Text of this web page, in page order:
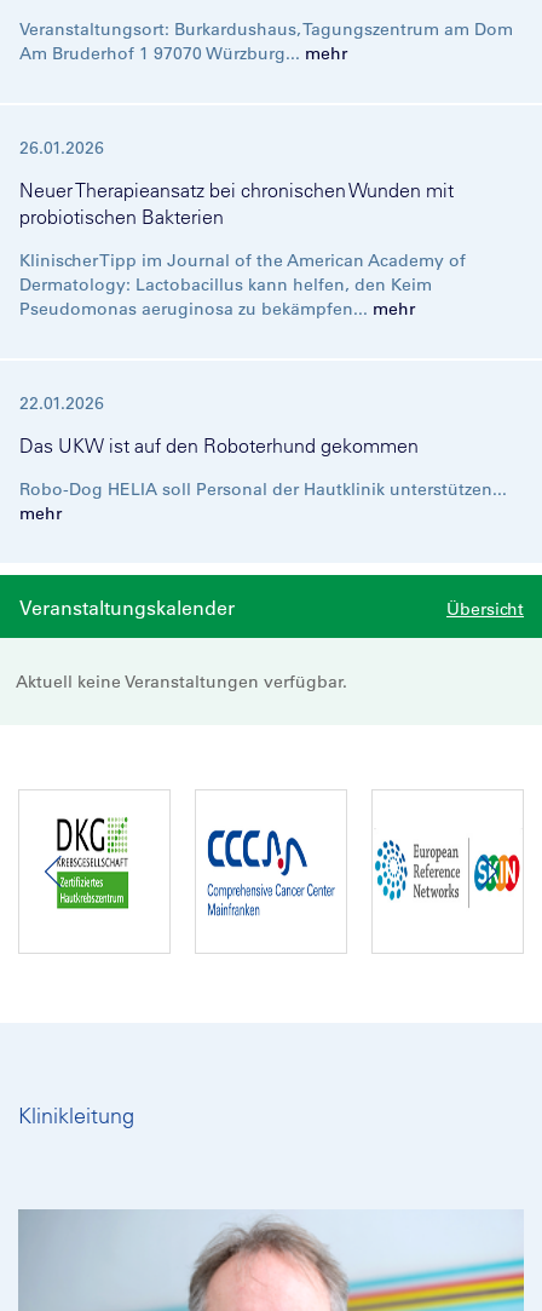
Veranstaltungsort: Burkardushaus, Tagungszentrum am Dom
Am Bruderhof 1 97070 Würzburg... mehr
26.01.2026
Neuer Therapieansatz bei chronischen Wunden mit
probiotischen Bakterien
Klinischer Tipp im Journal of the American Academy of
Dermatology: Lactobacillus kann helfen, den Keim
Pseudomonas aeruginosa zu bekämpfen... mehr
22.01.2026
Das UKW ist auf den Roboterhund gekommen
Robo-Dog HELIA soll Personal der Hautklinik unterstützen...
mehr
Veranstaltungskalender Übersicht
Aktuell keine Veranstaltungen verfügbar.
Klinikleitung